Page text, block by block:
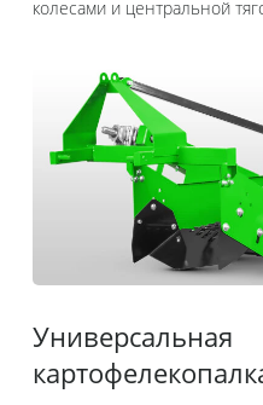
колесами и центральной
Универсальная